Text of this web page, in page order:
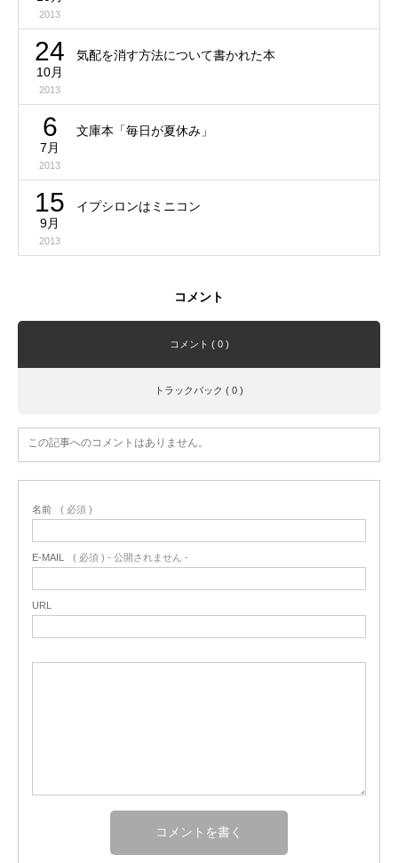
2013
24
10月
2013
気配を消す方法について書かれた本
6
7月
2013
文庫本「毎日が夏休み」
15
9月
2013
イプシロンはミニコン
コメント
コメント ( 0 )
トラックバック ( 0 )
この記事へのコメントはありません。
名前 ( 必須 )
E-MAIL ( 必須 ) - 公開されません -
URL